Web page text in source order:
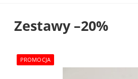
Zestawy –20%
PROMOCJA